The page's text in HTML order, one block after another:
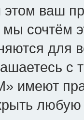
ваш
мы сочтём
для
имеют